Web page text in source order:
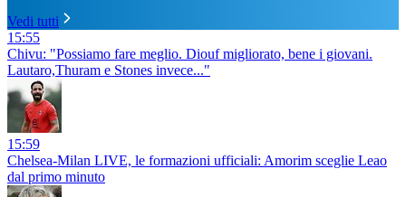
Vedi tutti
15:55
Chivu: "Possiamo fare meglio. Diouf migliorato, bene i giovani.
Lautaro,Thuram e Stones invece..."
15:59
Chelsea-Milan LIVE, le formazioni ufficiali: Amorim sceglie Leao
dal primo minuto